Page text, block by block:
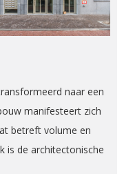
naar een
manifesteert zich
betreft volume en
is de architectonische